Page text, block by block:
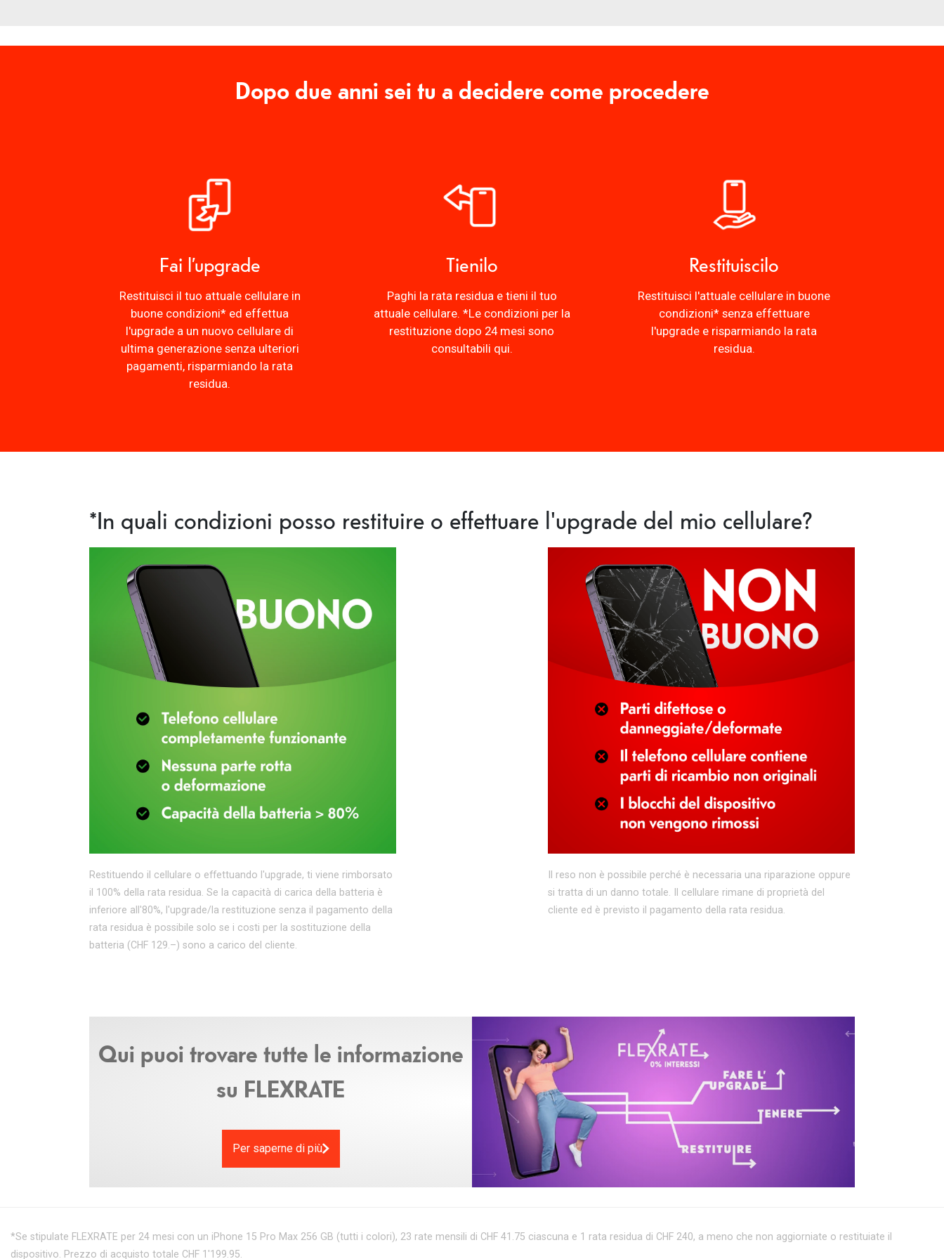
Dopo due anni sei tu a decidere come procedere
Fai l’upgrade
Restituisci il tuo attuale cellulare in
buone condizioni* ed effettua
l'upgrade a un nuovo cellulare di
ultima generazione senza ulteriori
pagamenti, risparmiando la rata
residua.
Tienilo
Paghi la rata residua e tieni il tuo
attuale cellulare. *Le condizioni per la
restituzione dopo 24 mesi sono
consultabili qui.
Restituiscilo
Restituisci l'attuale cellulare in buone
condizioni* senza effettuare
l'upgrade e risparmiando la rata
residua.
*In quali condizioni posso restituire o effettuare l'upgrade del mio cellulare?
Restituendo il cellulare o effettuando l'upgrade, ti viene rimborsato
il 100% della rata residua. Se la capacità di carica della batteria è
inferiore all'80%, l'upgrade/la restituzione senza il pagamento della
rata residua è possibile solo se i costi per la sostituzione della
batteria (CHF 129.–) sono a carico del cliente.
Il reso non è possibile perché è necessaria una riparazione oppure
si tratta di un danno totale. Il cellulare rimane di proprietà del
cliente ed è previsto il pagamento della rata residua.
Qui puoi trovare tutte le informazione
su FLEXRATE
Per saperne di più
*Se stipulate FLEXRATE per 24 mesi con un iPhone 15 Pro Max 256 GB (tutti i colori), 23 rate mensili di CHF 41.75 ciascuna e 1 rata residua di CHF 240, a meno che non aggiorniate o restituiate il
dispositivo. Prezzo di acquisto totale CHF 1'199.95.